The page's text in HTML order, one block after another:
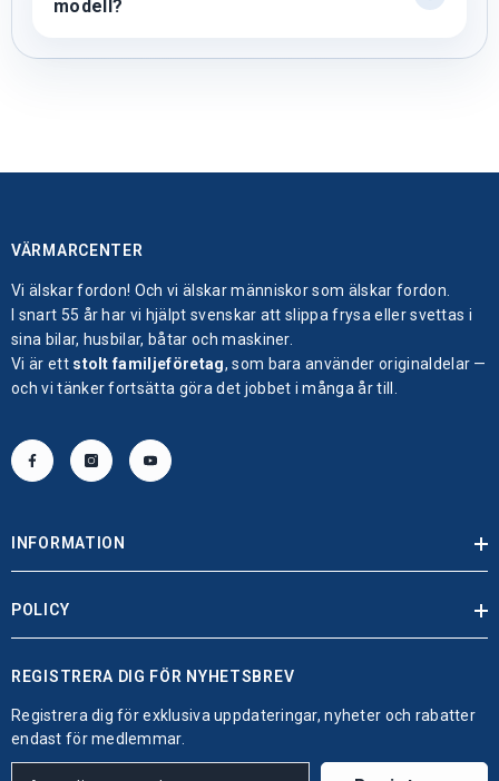
modell?
VÄRMARCENTER
Vi älskar fordon! Och vi älskar människor som älskar fordon.
I snart 55 år har vi hjälpt svenskar att slippa frysa eller svettas i
sina bilar, husbilar, båtar och maskiner.
Vi är ett stolt familjeföretag, som bara använder originaldelar —
och vi tänker fortsätta göra det jobbet i många år till.
INFORMATION
POLICY
REGISTRERA DIG FÖR NYHETSBREV
Registrera dig för exklusiva uppdateringar, nyheter och rabatter
endast för medlemmar.